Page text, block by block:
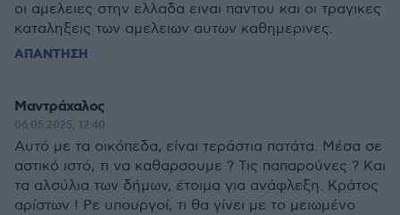
οι αμελειες στην ελλαδα ειναι παντου και οι τραγικες
καταληξεις των αμελειων αυτων καθημερινες.
ΑΠΑΝΤΗΣΗ
Μαντράχαλος
06.05.2025, 12:40
Αυτό με τα οικόπεδα, είναι τεράστια πατάτα. Μέσα σε
αστικό ιστό, τι να καθαρσουμε ? Τις παπαρούνες ? Και
τα αλσύλια των δήμων, έτοιμα για ανάφλεξη. Κράτος
αρίστων ! Ρε υπουργοί, τι θα γίνει με το μειωμένο